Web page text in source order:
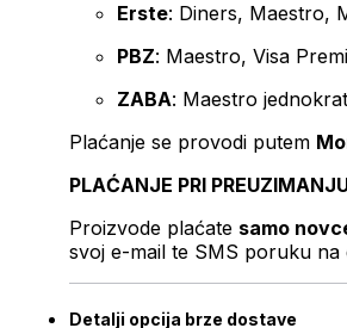
Erste: Diners, Maestro,
PBZ: Maestro, Visa
ZABA: Maestro
Plaćanje se provodi putem
PLAĆANJE PRI
Proizvode plaćate samo
svoj e-mail te SMS poruku na
Detalji opcija brze dostave